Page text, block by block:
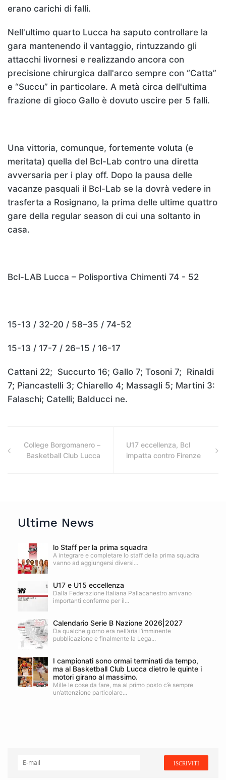
erano carichi di falli.
Nell'ultimo quarto Lucca ha saputo controllare la
gara mantenendo il vantaggio, rintuzzando gli
attacchi livornesi e realizzando ancora con
precisione chirurgica dall'arco sempre con “Catta”
e “Succu” in particolare. A metà circa dell'ultima
frazione di gioco Gallo è dovuto uscire per 5 falli.
Una vittoria, comunque, fortemente voluta (e
meritata) quella del Bcl-Lab contro una diretta
avversaria per i play off. Dopo la pausa delle
vacanze pasquali il Bcl-Lab se la dovrà vedere in
trasferta a Rosignano, la prima delle ultime quattro
gare della regular season di cui una soltanto in
casa.
Bcl-LAB Lucca – Polisportiva Chimenti 74 - 52
15-13 / 32-20 / 58–35 / 74-52
15-13 / 17-7 / 26–15 / 16-17
Cattani 22; Succurto 16; Gallo 7; Tosoni 7; Rinaldi
7; Piancastelli 3; Chiarello 4; Massagli 5; Martini 3:
Falaschi; Catelli; Balducci ne.
College Borgomanero –
Basketball Club Lucca
U17 eccellenza, Bcl
impatta contro Firenze
Ultime News
lo Staff per la prima squadra
A integrare e completare lo staff della prima squadra
vanno ad aggiungersi diversi...
U17 e U15 eccellenza
Dalla Federazione Italiana Pallacanestro arrivano
importanti conferme per il...
Calendario Serie B Nazione 2026|2027
Da qualche giorno era nell’aria l’imminente
pubblicazione e finalmente la Lega...
I campionati sono ormai terminati da tempo,
ma al Basketball Club Lucca dietro le quinte i
motori girano al massimo.
Mille le cose da fare, ma al primo posto c’è sempre
un’attenzione particolare...